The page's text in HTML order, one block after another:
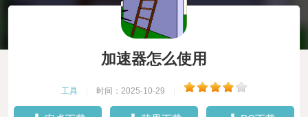
加速器怎么使用
工具 时间：2025-10-29